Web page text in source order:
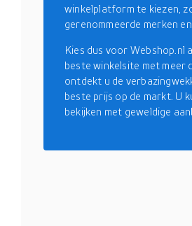
winkelplatform te kiezen,
gerenommeerde merken en
Kies dus voor Webshop.nl
beste winkelsite met meer
ontdekt u de
beste prijs op de markt. U
bekijken met geweldige